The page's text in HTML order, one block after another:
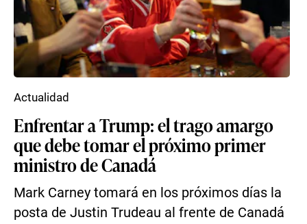
Enfrentar a Trump: el trago amargo
que debe tomar el próximo primer
ministro de Canadá
Mark Carney tomará en los próximos días la
posta de Justin Trudeau al frente de Canadá
Actualidad